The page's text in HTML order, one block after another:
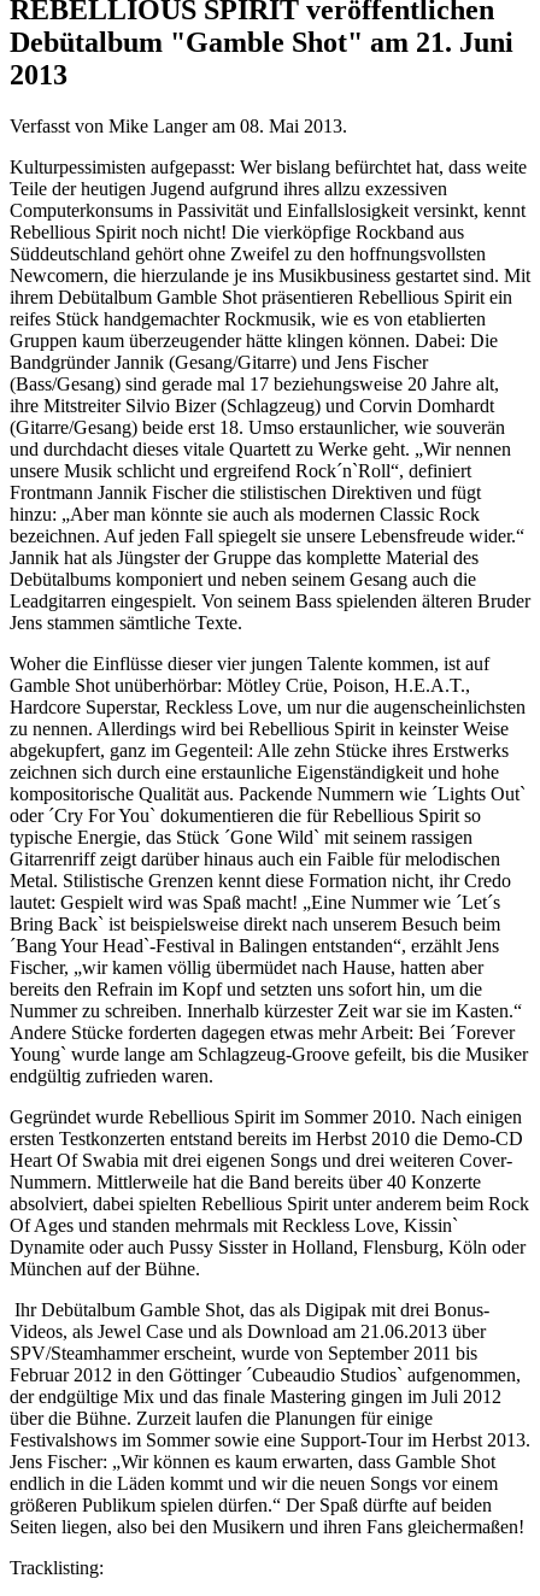
REBELLIOUS SPIRIT veröffentlichen
Debütalbum "Gamble Shot" am 21. Juni
2013
Verfasst von Mike Langer am 08. Mai 2013.
Kulturpessimisten aufgepasst: Wer bislang befürchtet hat, dass weite
Teile der heutigen Jugend aufgrund ihres allzu exzessiven
Computerkonsums in Passivität und Einfallslosigkeit versinkt, kennt
Rebellious Spirit noch nicht! Die vierköpfige Rockband aus
Süddeutschland gehört ohne Zweifel zu den hoffnungsvollsten
Newcomern, die hierzulande je ins Musikbusiness gestartet sind. Mit
ihrem Debütalbum Gamble Shot präsentieren Rebellious Spirit ein
reifes Stück handgemachter Rockmusik, wie es von etablierten
Gruppen kaum überzeugender hätte klingen können. Dabei: Die
Bandgründer Jannik (Gesang/Gitarre) und Jens Fischer
(Bass/Gesang) sind gerade mal 17 beziehungsweise 20 Jahre alt,
ihre Mitstreiter Silvio Bizer (Schlagzeug) und Corvin Domhardt
(Gitarre/Gesang) beide erst 18. Umso erstaunlicher, wie souverän
und durchdacht dieses vitale Quartett zu Werke geht. „Wir nennen
unsere Musik schlicht und ergreifend Rock´n`Roll“, definiert
Frontmann Jannik Fischer die stilistischen Direktiven und fügt
hinzu: „Aber man könnte sie auch als modernen Classic Rock
bezeichnen. Auf jeden Fall spiegelt sie unsere Lebensfreude wider.“
Jannik hat als Jüngster der Gruppe das komplette Material des
Debütalbums komponiert und neben seinem Gesang auch die
Leadgitarren eingespielt. Von seinem Bass spielenden älteren Bruder
Jens stammen sämtliche Texte.
Woher die Einflüsse dieser vier jungen Talente kommen, ist auf
Gamble Shot unüberhörbar: Mötley Crüe, Poison, H.E.A.T.,
Hardcore Superstar, Reckless Love, um nur die augenscheinlichsten
zu nennen. Allerdings wird bei Rebellious Spirit in keinster Weise
abgekupfert, ganz im Gegenteil: Alle zehn Stücke ihres Erstwerks
zeichnen sich durch eine erstaunliche Eigenständigkeit und hohe
kompositorische Qualität aus. Packende Nummern wie ´Lights Out`
oder ´Cry For You` dokumentieren die für Rebellious Spirit so
typische Energie, das Stück ´Gone Wild` mit seinem rassigen
Gitarrenriff zeigt darüber hinaus auch ein Faible für melodischen
Metal. Stilistische Grenzen kennt diese Formation nicht, ihr Credo
lautet: Gespielt wird was Spaß macht! „Eine Nummer wie ´Let´s
Bring Back` ist beispielsweise direkt nach unserem Besuch beim
´Bang Your Head`-Festival in Balingen entstanden“, erzählt Jens
Fischer, „wir kamen völlig übermüdet nach Hause, hatten aber
bereits den Refrain im Kopf und setzten uns sofort hin, um die
Nummer zu schreiben. Innerhalb kürzester Zeit war sie im Kasten.“
Andere Stücke forderten dagegen etwas mehr Arbeit: Bei ´Forever
Young` wurde lange am Schlagzeug-Groove gefeilt, bis die Musiker
endgültig zufrieden waren.
Gegründet wurde Rebellious Spirit im Sommer 2010. Nach einigen
ersten Testkonzerten entstand bereits im Herbst 2010 die Demo-CD
Heart Of Swabia mit drei eigenen Songs und drei weiteren Cover-
Nummern. Mittlerweile hat die Band bereits über 40 Konzerte
absolviert, dabei spielten Rebellious Spirit unter anderem beim Rock
Of Ages und standen mehrmals mit Reckless Love, Kissin`
Dynamite oder auch Pussy Sisster in Holland, Flensburg, Köln oder
München auf der Bühne.
Ihr Debütalbum Gamble Shot, das als Digipak mit drei Bonus-
Videos, als Jewel Case und als Download am 21.06.2013 über
SPV/Steamhammer erscheint, wurde von September 2011 bis
Februar 2012 in den Göttinger ´Cubeaudio Studios` aufgenommen,
der endgültige Mix und das finale Mastering gingen im Juli 2012
über die Bühne. Zurzeit laufen die Planungen für einige
Festivalshows im Sommer sowie eine Support-Tour im Herbst 2013.
Jens Fischer: „Wir können es kaum erwarten, dass Gamble Shot
endlich in die Läden kommt und wir die neuen Songs vor einem
größeren Publikum spielen dürfen.“ Der Spaß dürfte auf beiden
Seiten liegen, also bei den Musikern und ihren Fans gleichermaßen!
Tracklisting: